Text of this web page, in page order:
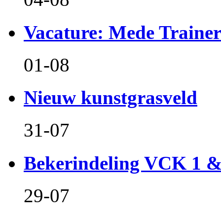
Vacature: Mede
01-08
Nieuw kunstgrasveld
31-07
Bekerindeling VCK 1
29-07